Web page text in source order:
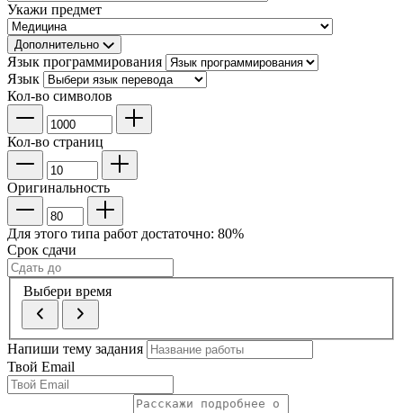
Укажи предмет
Дополнительно
Язык программирования
Язык
Кол-во символов
Кол-во страниц
Оригинальность
Для этого типа работ достаточно: 80%
Срок сдачи
Выбери время
Напиши тему задания
Твой Email